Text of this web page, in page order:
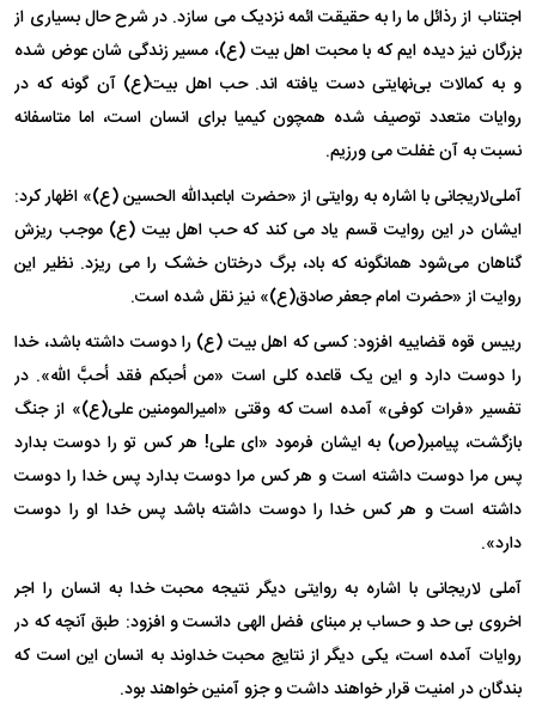
اجتناب از رذائل ما را به حقیقت ائمه نزدیک می سازد. در شرح حال بسیاری از
بزرگان نیز دیده ایم که با محبت اهل بیت (ع)، مسیر زندگی شان عوض شده
و به کمالات بی‌نهایتی دست یافته اند. حب اهل بیت(ع) آن گونه که در
روایات متعدد توصیف شده همچون کیمیا برای انسان است، اما متاسفانه
نسبت به آن غفلت می ورزیم.
آملی‌لاریجانی با اشاره به روایتی از «حضرت اباعبدالله الحسین (ع)» اظهار کرد:
ایشان در این روایت قسم یاد می کند که حب اهل بیت (ع) موجب ریزش
گناهان می‌شود همانگونه که باد، برگ درختان خشک را می ریزد. نظیر این
روایت از «حضرت امام جعفر صادق(ع)» نیز نقل شده است.
رییس قوه قضاییه افزود: کسی که اهل بیت (ع) را دوست داشته باشد، خدا
را دوست دارد و این یک قاعده کلی است «من أحبکم فقد أحبَّ الله». در
تفسیر «فرات کوفی» آمده است که وقتی «امیرالمومنین علی(ع)» از جنگ
بازگشت، پیامبر(ص) به ایشان فرمود «ای علی! هر کس تو را دوست بدارد
پس مرا دوست داشته است و هر کس مرا دوست بدارد پس خدا را دوست
داشته است و هر کس خدا را دوست داشته باشد پس خدا او را دوست
دارد».
آملی لاریجانی با اشاره به روایتی دیگر نتیجه محبت خدا به انسان را اجر
اخروی بی حد و حساب بر مبنای فضل الهی دانست و افزود: طبق آنچه که در
روایات آمده است، یکی دیگر از نتایج محبت خداوند به انسان این است که
بندگان در امنیت قرار خواهند داشت و جزو آمنین خواهند بود.